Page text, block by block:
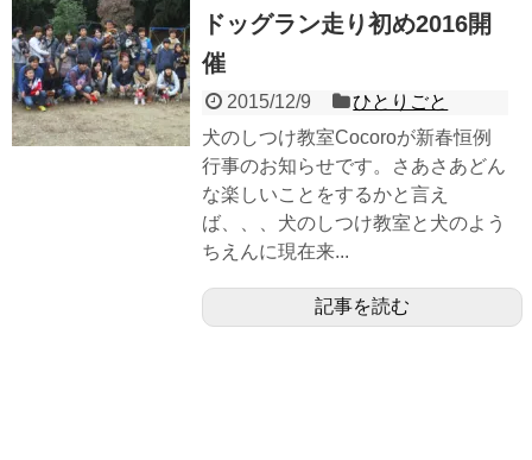
ドッグラン走り初め2016開
催
2015/12/9
ひとりごと
犬のしつけ教室Cocoroが新春恒例
行事のお知らせです。さあさあどん
な楽しいことをするかと言え
ば、、、犬のしつけ教室と犬のよう
ちえんに現在来...
記事を読む